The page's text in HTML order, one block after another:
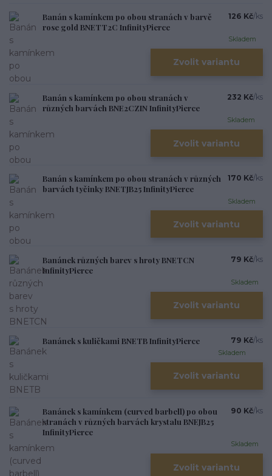
Banán s kamínkem po obou stranách v barvě
rose gold BNETT2C InfinityPierce
126 Kč/ks
Skladem
Zvolit variantu
Banán s kamínkem po obou stranách v
různých barvách BNE2CZIN InfinityPierce
232 Kč/ks
Skladem
Zvolit variantu
Banán s kamínkem po obou stranách v různých
barvách tyčinky BNETJB25 InfinityPierce
170 Kč/ks
Skladem
Zvolit variantu
Banánek různých barev s hroty BNETCN
InfinityPierce
79 Kč/ks
Skladem
Zvolit variantu
Banánek s kuličkami BNETB InfinityPierce 79 Kč/ks
Skladem
Zvolit variantu
Banánek s kamínkem (curved barbell) po obou
stranách v různých barvách krystalu BNEJB25
InfinityPierce
90 Kč/ks
Skladem
Zvolit variantu